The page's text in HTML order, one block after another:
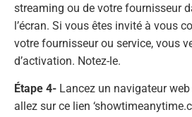
streaming ou de votre fournisseur
l’écran. Si vous êtes invité à vous
votre fournisseur ou service, vous
d’activation. Notez-le.
Étape 4- Lancez un navigateur
allez sur ce lien